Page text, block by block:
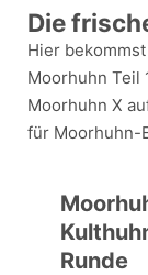
Die
Hier
Moorhuhn Teil
Moorhuhn X
für Moorhuhn-
Runde